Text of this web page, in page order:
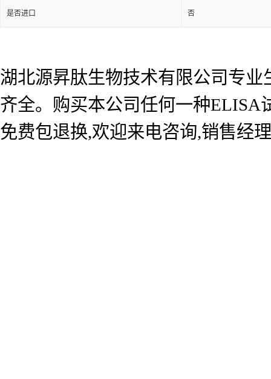
是否进口 否
湖北源昇肽生物技术有限公司专
齐全。购买本公司任何一种ELISA
免费包退换,欢迎来电咨询,销售经